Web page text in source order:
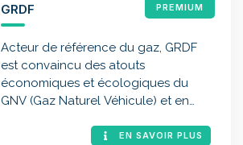
PREMIUM
GRDF
Acteur de référence du gaz, GRDF
est convaincu des atouts
économiques et écologiques du
GNV (Gaz Naturel Véhicule) et en
renouvelable, le bioGNVEN SAVOIR PLUS